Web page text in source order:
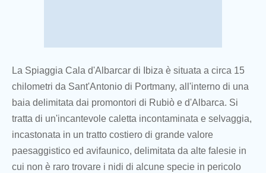
La Spiaggia Cala d'Albarcar di Ibiza è situata a circa 15
chilometri da Sant'Antonio di Portmany, all'interno di una
baia delimitata dai promontori di Rubiò e d'Albarca. Si
tratta di un'incantevole caletta incontaminata e selvaggia,
incastonata in un tratto costiero di grande valore
paesaggistico ed avifaunico, delimitata da alte falesie in
cui non è raro trovare i nidi di alcune specie in pericolo